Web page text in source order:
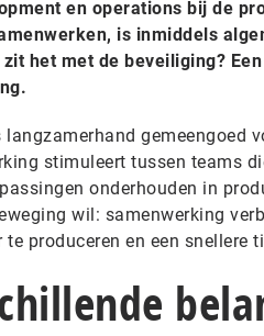
en operations bij de
is inmiddels
zit het met de beveiliging?
langzamerhand gemeengoed
stimuleert tussen teams
onderhouden in
wil: samenwerking
produceren en een snellere